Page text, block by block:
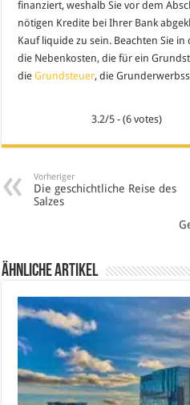
finanziert, weshalb Sie vor dem
nötigen Kredite bei Ihrer Bank
Kauf liquide zu sein. Beachten Sie
die Nebenkosten, die für ein
dieGrundsteuer, die
3.2/5 - (6 votes)
Vorheriger
Die geschichtliche Reise des
Salzes
Ähnliche Artikel